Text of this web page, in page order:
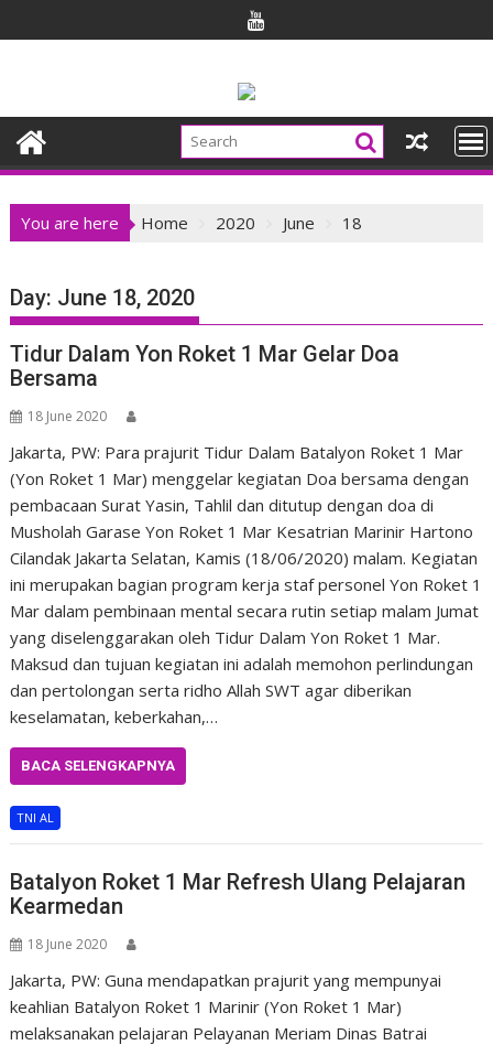
to
You are here Home 2020 June 18
Day: June 18, 2020
Tidur Dalam Yon Roket 1 Mar Gelar Doa
Bersama
18 June 2020
Jakarta, PW: Para prajurit Tidur Dalam Batalyon Roket 1 Mar
(Yon Roket 1 Mar) menggelar kegiatan Doa bersama dengan
pembacaan Surat Yasin, Tahlil dan ditutup dengan doa di
Musholah Garase Yon Roket 1 Mar Kesatrian Marinir Hartono
Cilandak Jakarta Selatan, Kamis (18/06/2020) malam. Kegiatan
ini merupakan bagian program kerja staf personel Yon Roket 1
Mar dalam pembinaan mental secara rutin setiap malam Jumat
yang diselenggarakan oleh Tidur Dalam Yon Roket 1 Mar.
Maksud dan tujuan kegiatan ini adalah memohon perlindungan
dan pertolongan serta ridho Allah SWT agar diberikan
keselamatan, keberkahan,…
BACA SELENGKAPNYA
TNI AL
Batalyon Roket 1 Mar Refresh Ulang Pelajaran
Kearmedan
18 June 2020
Jakarta, PW: Guna mendapatkan prajurit yang mempunyai
keahlian Batalyon Roket 1 Marinir (Yon Roket 1 Mar)
melaksanakan pelajaran Pelayanan Meriam Dinas Batrai